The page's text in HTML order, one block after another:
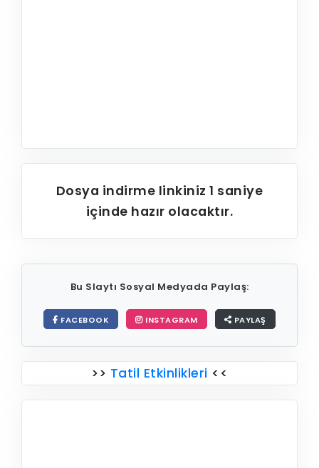
Dosya indirme linkiniz1 saniye
içinde hazır olacaktır.
Bu Slaytı Sosyal Medyada Paylaş:
FACEBOOK INSTAGRAM PAYLAŞ
>> Tatil Etkinlikleri <<